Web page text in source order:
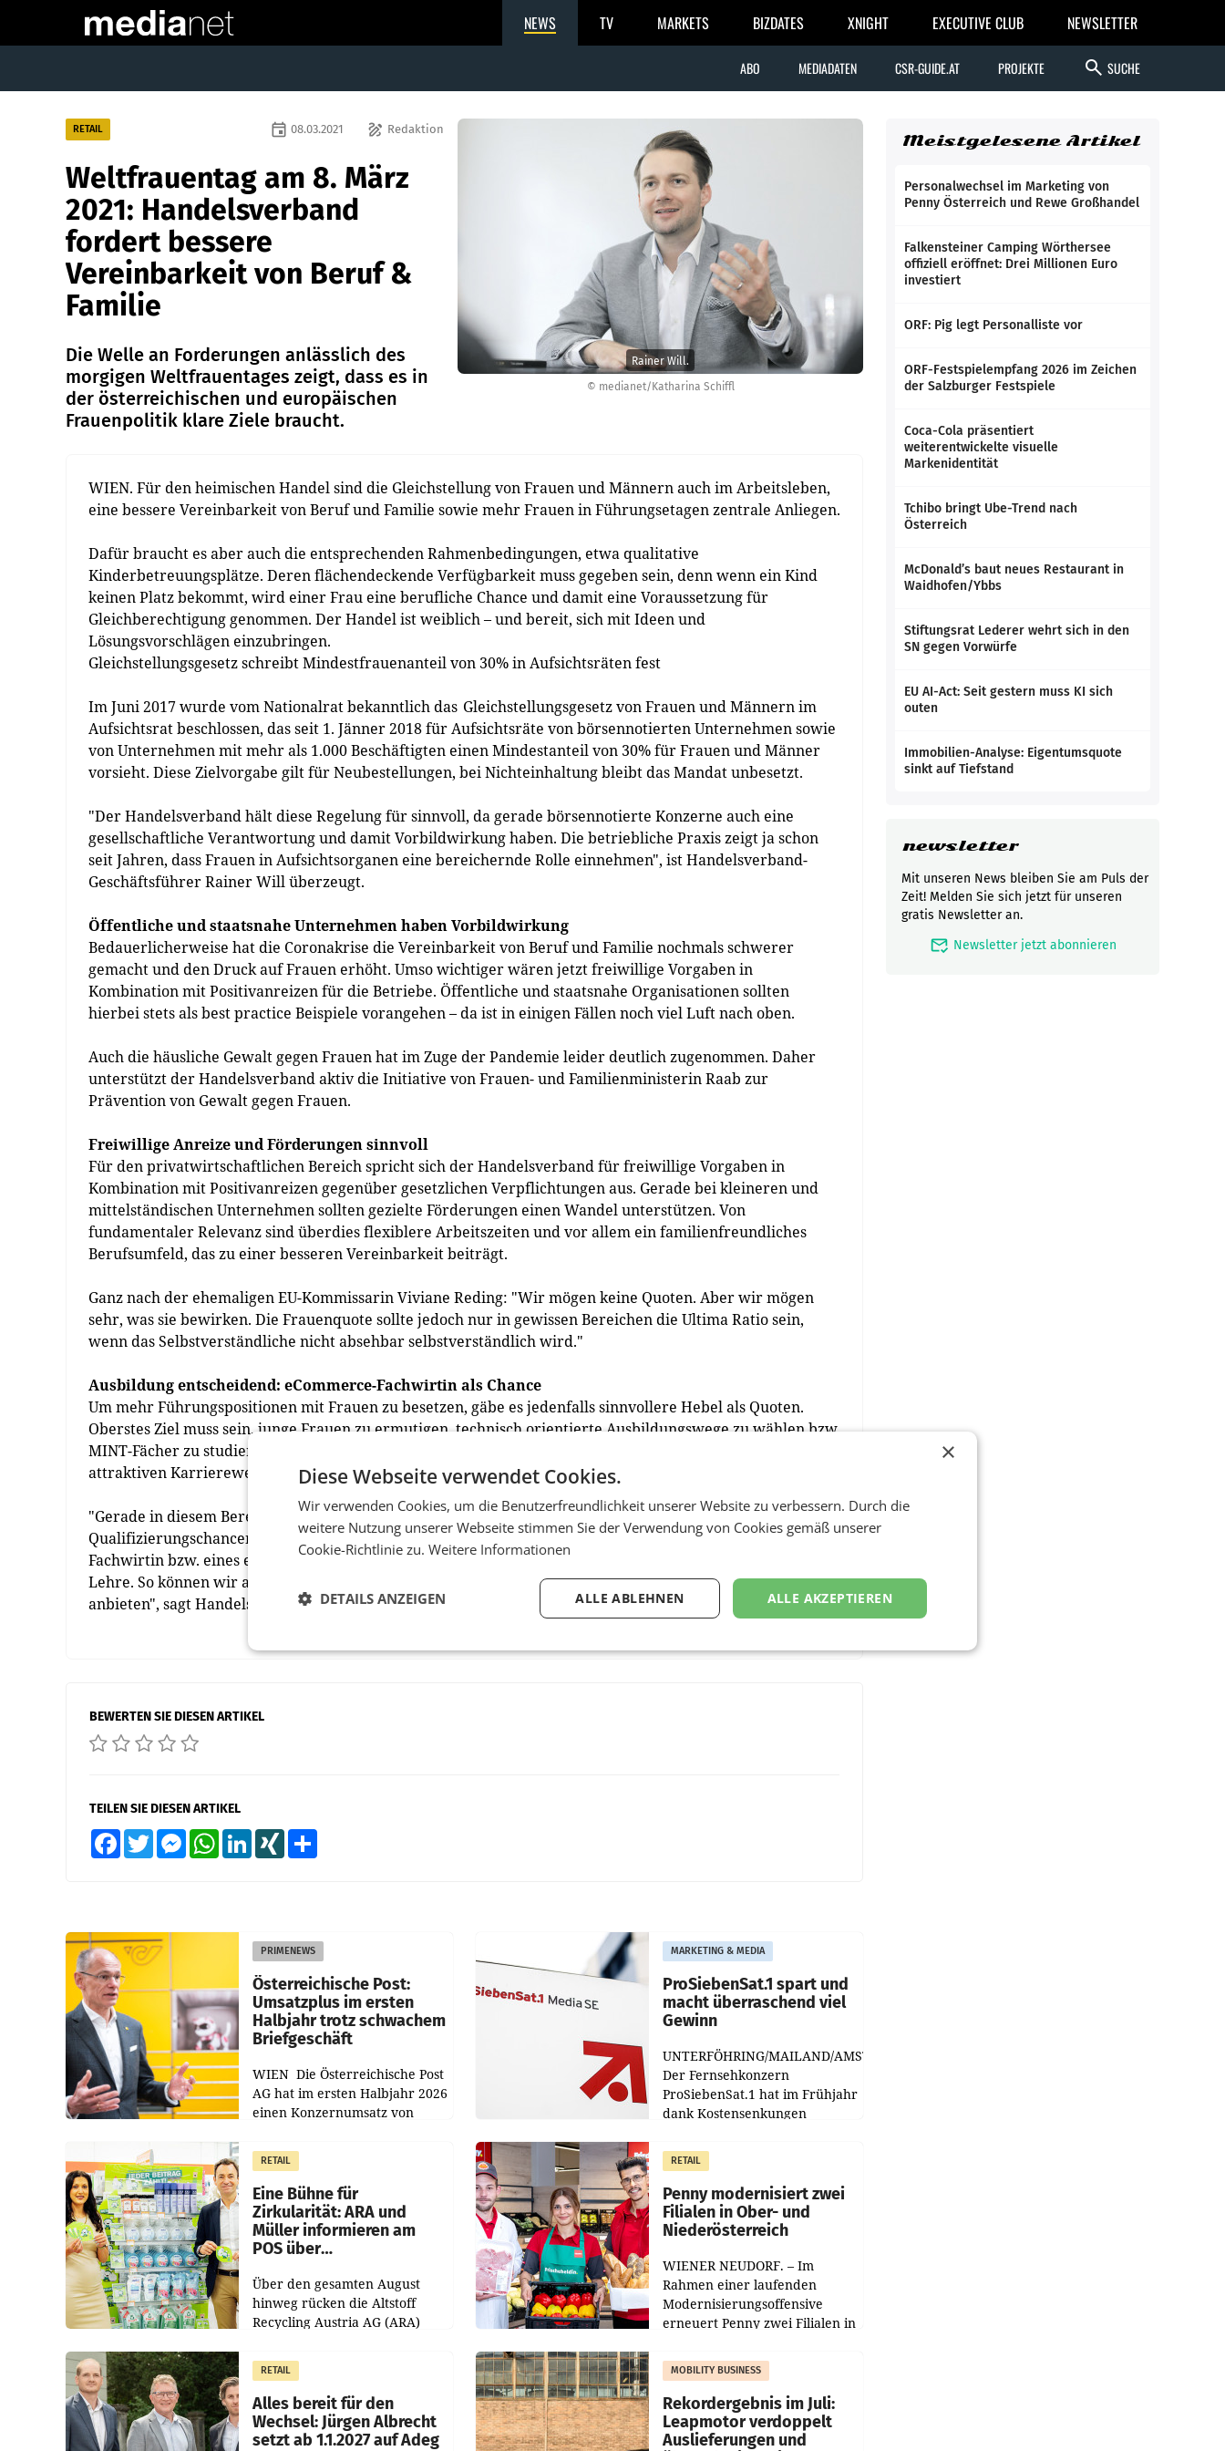
NEWS TV MARKETS BIZDATES XNIGHT EXECUTIVE CLUB NEWSLETTER
ABO MEDIADATEN CSR-GUIDE.AT PROJEKTE search SUCHE
© medianet/Katharina Schiffl
Rainer Will.
RETAIL draw Redaktion
event 08.03.2021
Weltfrauentag am 8. März
2021: Handelsverband
fordert bessere
Vereinbarkeit von Beruf &
Familie
Die Welle an Forderungen anlässlich des
morgigen Weltfrauentages zeigt, dass es in
der österreichischen und europäischen
Frauenpolitik klare Ziele braucht.
WIEN. Für den heimischen Handel sind die Gleichstellung von Frauen und Männern auch im Arbeitsleben,
eine bessere Vereinbarkeit von Beruf und Familie sowie mehr Frauen in Führungsetagen zentrale Anliegen.
Dafür braucht es aber auch die entsprechenden Rahmenbedingungen, etwa qualitative
Kinderbetreuungsplätze. Deren flächendeckende Verfügbarkeit muss gegeben sein, denn wenn ein Kind
keinen Platz bekommt, wird einer Frau eine berufliche Chance und damit eine Voraussetzung für
Gleichberechtigung genommen. Der Handel ist weiblich – und bereit, sich mit Ideen und
Lösungsvorschlägen einzubringen.
Gleichstellungsgesetz schreibt Mindestfrauenanteil von 30% in Aufsichtsräten fest
Im Juni 2017 wurde vom Nationalrat bekanntlich das Gleichstellungsgesetz von Frauen und Männern im
Aufsichtsrat beschlossen, das seit 1. Jänner 2018 für Aufsichtsräte von börsennotierten Unternehmen sowie
von Unternehmen mit mehr als 1.000 Beschäftigten einen Mindestanteil von 30% für Frauen und Männer
vorsieht. Diese Zielvorgabe gilt für Neubestellungen, bei Nichteinhaltung bleibt das Mandat unbesetzt.
"Der Handelsverband hält diese Regelung für sinnvoll, da gerade börsennotierte Konzerne auch eine
gesellschaftliche Verantwortung und damit Vorbildwirkung haben. Die betriebliche Praxis zeigt ja schon
seit Jahren, dass Frauen in Aufsichtsorganen eine bereichernde Rolle einnehmen", ist Handelsverband-
Geschäftsführer Rainer Will überzeugt.
Öffentliche und staatsnahe Unternehmen haben Vorbildwirkung
Bedauerlicherweise hat die Coronakrise die Vereinbarkeit von Beruf und Familie nochmals schwerer
gemacht und den Druck auf Frauen erhöht. Umso wichtiger wären jetzt freiwillige Vorgaben in
Kombination mit Positivanreizen für die Betriebe. Öffentliche und staatsnahe Organisationen sollten
hierbei stets als best practice Beispiele vorangehen – da ist in einigen Fällen noch viel Luft nach oben.
Auch die häusliche Gewalt gegen Frauen hat im Zuge der Pandemie leider deutlich zugenommen. Daher
unterstützt der Handelsverband aktiv die Initiative von Frauen- und Familienministerin Raab zur
Prävention von Gewalt gegen Frauen.
Freiwillige Anreize und Förderungen sinnvoll
Für den privatwirtschaftlichen Bereich spricht sich der Handelsverband für freiwillige Vorgaben in
Kombination mit Positivanreizen gegenüber gesetzlichen Verpflichtungen aus. Gerade bei kleineren und
mittelständischen Unternehmen sollten gezielte Förderungen einen Wandel unterstützen. Von
fundamentaler Relevanz sind überdies flexiblere Arbeitszeiten und vor allem ein familienfreundliches
Berufsumfeld, das zu einer besseren Vereinbarkeit beiträgt.
Ganz nach der ehemaligen EU-Kommissarin Viviane Reding: "Wir mögen keine Quoten. Aber wir mögen
sehr, was sie bewirken. Die Frauenquote sollte jedoch nur in gewissen Bereichen die Ultima Ratio sein,
wenn das Selbstverständliche nicht absehbar selbstverständlich wird."
Ausbildung entscheidend: eCommerce-Fachwirtin als Chance
Um mehr Führungspositionen mit Frauen zu besetzen, gäbe es jedenfalls sinnvollere Hebel als Quoten.
Oberstes Ziel muss sein, junge Frauen zu ermutigen, technisch orientierte Ausbildungswege zu wählen bzw.
MINT-Fächer zu studieren. Das erhöht nicht nur die Jobchancen, sondern auch die Aussichten auf einen
attraktiven Karriereweg.
"Gerade in diesem Bereich ist noch viel zu tun, um den Frauen durch Spezialisierung noch besser
Qualifizierungschancen zu ermöglichen. Daher empfehlen wir die Einführung einer eCommerce-
Fachwirtin bzw. eines eCommerce-Fachwirts als sinnvolle Ergänzung zum Erfolgsmodell der eCommerce-
Lehre. So können wir auch im MINT-Bereich unserer Branche neue, sehr attraktive Karrierechancen
anbieten", sagt Handelssprecher Rainer Will abschließend. (red)
BEWERTEN SIE DIESEN ARTIKEL
TEILEN SIE DIESEN ARTIKEL
FacebookTwitter MessengerWhatsAppLinkedInXING
PRIMENEWS
Österreichische Post:
Umsatzplus im ersten
Halbjahr trotz schwachem
Briefgeschäft
WIEN Die Österreichische Post
AG hat im ersten Halbjahr 2026
einen Konzernumsatz von
erwirtschaftet, was einem Plus
von 3,8 Prozent gegenüber
dem Vergleichszeitraum
MARKETING & MEDIA
ProSiebenSat.1 spart und
macht überraschend viel
Gewinn
UNTERFÖHRING/MAILAND/AMSTERDAM.
Der Fernsehkonzern
ProSiebenSat.1 hat im Frühjahr
dank Kostensenkungen
gemacht und die
Markterwartung deutlich
übertroffen.
RETAIL
Eine Bühne für
Zirkularität: ARA und
Müller informieren am
POS über
Über den gesamten August
hinweg rücken die Altstoff
Recycling Austria AG (ARA)
Müller die Initiative „Kreislauf-
Helden“ in allen
österreichischen Müller-Filialen
RETAIL
Penny modernisiert zwei
Filialen in Ober- und
Niederösterreich
WIENER NEUDORF. – Im
Rahmen einer laufenden
Modernisierungsoffensive
erneuert Penny zwei Filialen in
Die beiden Standorte liegen in
Haag sowie im rund
RETAIL
Alles bereit für den
Wechsel: Jürgen Albrecht
setzt ab 1.1.2027 auf Adeg
MOBILITY BUSINESS
Rekordergebnis im Juli:
Leapmotor verdoppelt
Auslieferungen und
Meistgelesene Artikel
Personalwechsel im Marketing von
Penny Österreich und Rewe Großhandel
Falkensteiner Camping Wörthersee
offiziell eröffnet: Drei Millionen Euro
investiert
ORF: Pig legt Personalliste vor
ORF-Festspielempfang 2026 im Zeichen
der Salzburger Festspiele
Coca-Cola präsentiert
weiterentwickelte visuelle
Markenidentität
Tchibo bringt Ube-Trend nach
Österreich
McDonald’s baut neues Restaurant in
Waidhofen/Ybbs
Stiftungsrat Lederer wehrt sich in den
SN gegen Vorwürfe
EU AI-Act: Seit gestern muss KI sich
outen
Immobilien-Analyse: Eigentumsquote
sinkt auf Tiefstand
newsletter
Mit unseren News bleiben Sie am Puls der
Zeit! Melden Sie sich jetzt für unseren
gratis Newsletter an.
mark_email_read Newsletter jetzt abonnieren
×
Diese Webseite verwendet Cookies.
Wir verwenden Cookies, um die Benutzerfreundlichkeit unserer Website zu verbessern. Durch die
weitere Nutzung unserer Webseite stimmen Sie der Verwendung von Cookies gemäß unserer
Cookie-Richtlinie zu. Weitere Informationen
ALLE AKZEPTIEREN
ALLE ABLEHNEN
DETAILS ANZEIGEN